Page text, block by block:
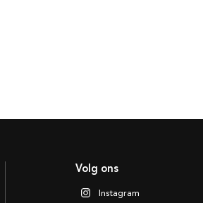
Volg ons
Instagram